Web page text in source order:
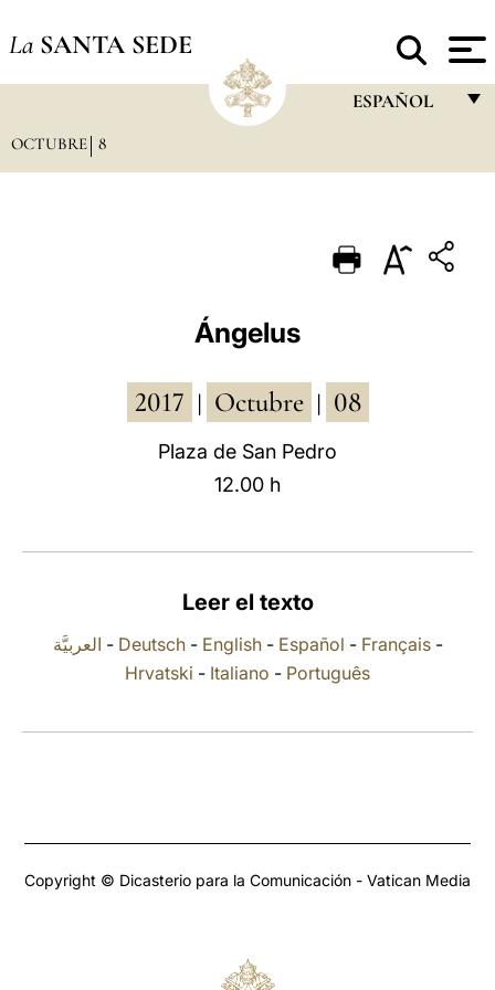
La SANTA SEDE
ESPAÑOL
PORTUGUÊS
POLSKI
OCTUBRE 8
Ángelus
2017 Octubre 08
Plaza de San Pedro
12.00 h
Leer el texto
العربيَّة - Deutsch- English- Español - Français-
Hrvatski - Italiano - Português
Copyright © Dicasterio para la Comunicación - Vatican Media